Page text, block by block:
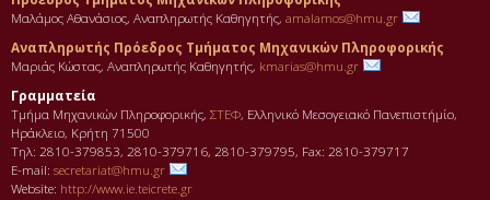
Μαλάμος Αθανάσιος, Αναπληρωτής Καθηγητής, amalamos@hmu.gr
Αναπληρωτής Πρόεδρος Τμήματος Μηχανικών Πληροφορικής
Μαριάς Κώστας, Αναπληρωτής Καθηγητής, kmarias@hmu.gr
Γραμματεία
Τμήμα Μηχανικών Πληροφορικής, ΣΤΕΦ, Ελληνικό Μεσογειακό Πανεπιστήμίο,
Ηράκλειο, Κρήτη 71500
Τηλ: 2810-379853, 2810-379716, 2810-379795, Fax: 2810-379717
E-mail: secretariat@hmu.gr
Website: http://www.ie.teicrete.gr